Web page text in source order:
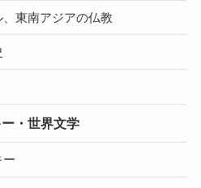
東南アジアの仏教
・世界文学
ー